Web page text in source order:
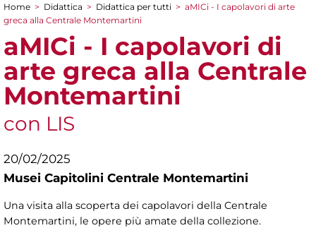
Tu sei qui
Home > Didattica > Didattica per tutti > aMICi - I capolavori di arte
greca alla Centrale Montemartini
aMICi - I capolavori di
arte greca alla Centrale
Montemartini
con LIS
20/02/2025
Musei Capitolini Centrale Montemartini
Una visita alla scoperta dei capolavori della Centrale
Montemartini, le opere più amate della collezione.